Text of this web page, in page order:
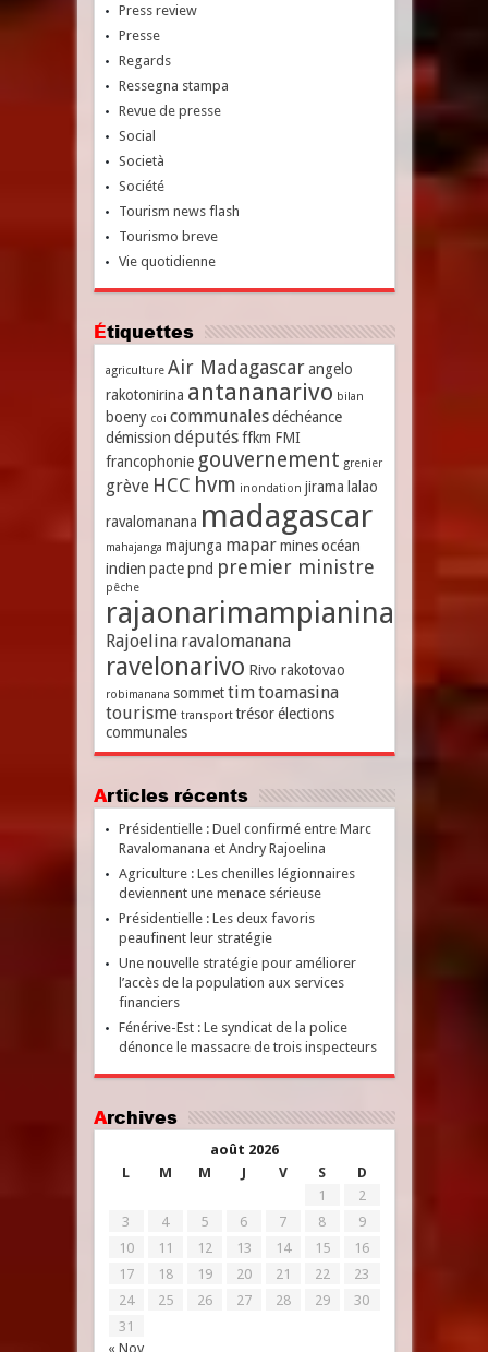
Press review
Presse
Regards
Ressegna stampa
Revue de presse
Social
Società
Société
Tourism news flash
Tourismo breve
Vie quotidienne
Étiquettes
agriculture Air Madagascar angelo
rakotonirina antananarivo bilan
boeny coi communales déchéance
démission députés ffkm FMI
francophonie gouvernement grenier
grève HCC hvm inondation jirama lalao
ravalomanana madagascar
mahajanga majunga mapar mines océan
indien pacte pnd premier ministre
pêche
rajaonarimampianina
Rajoelina ravalomanana
ravelonarivo Rivo rakotovao
robimanana sommet timtoamasina
tourisme transport trésor élections
communales
Articles récents
Présidentielle : Duel confirmé entre Marc
Ravalomanana et Andry Rajoelina
Agriculture : Les chenilles légionnaires
deviennent une menace sérieuse
Présidentielle : Les deux favoris
peaufinent leur stratégie
Une nouvelle stratégie pour améliorer
l’accès de la population aux services
financiers
Fénérive-Est : Le syndicat de la police
dénonce le massacre de trois inspecteurs
Archives
août 2026
L
M M J V S D
« Nov
1
2
3
4 5 6 7 8
9
10
11 12 13 14 15
16
17
18 19 20 21 22
23
24
25 26 27 28 29
30
31